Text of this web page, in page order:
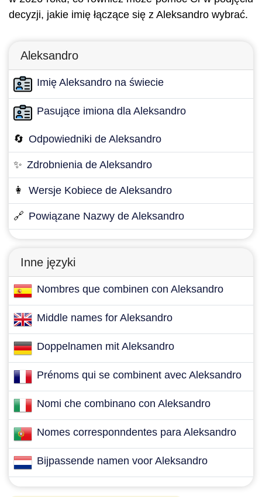
decyzji, jakie imię łączące się z Aleksandro wybrać.
Aleksandro
Imię Aleksandro na świecie
Pasujące imiona dla Aleksandro
🔄 Odpowiedniki de Aleksandro
✨ Zdrobnienia de Aleksandro
👩 Wersje Kobiece de Aleksandro
🔗 Powiązane Nazwy de Aleksandro
Inne języki
Nombres que combinen con Aleksandro
Middle names for Aleksandro
Doppelnamen mit Aleksandro
Prénoms qui se combinent avec Aleksandro
Nomi che combinano con Aleksandro
Nomes corresponndentes para Aleksandro
Bijpassende namen voor Aleksandro